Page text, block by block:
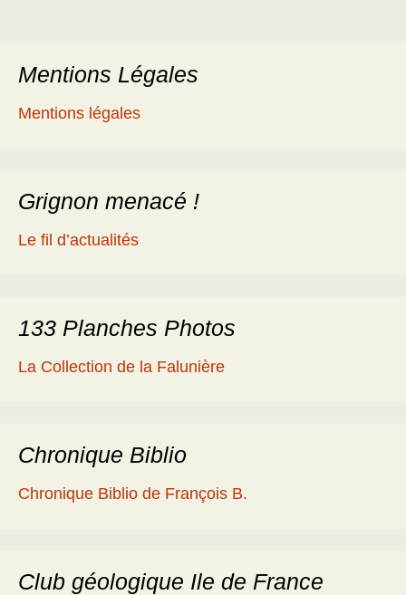
Mentions Légales
Mentions légales
Grignon menacé !
Le fil d’actualités
133 Planches Photos
La Collection de la Falunière
Chronique Biblio
Chronique Biblio de François B.
Club géologique Ile de France